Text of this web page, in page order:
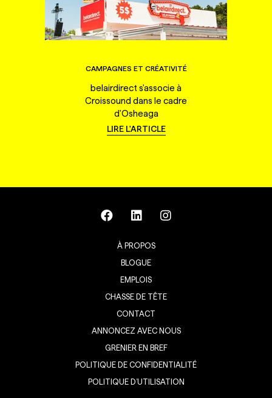
CAMPAGNES ET CRÉATIVITÉ
belairdirect s'associe à
Croissound dans le cadre
d'Osheaga
LIRE L'ARTICLE
À PROPOS
BLOGUE
EMPLOIS
CHASSE DE TÊTE
CONTACT
ANNONCEZ AVEC NOUS
GRENIER EN BREF
POLITIQUE DE CONFIDENTIALITÉ
POLITIQUE D’UTILISATION